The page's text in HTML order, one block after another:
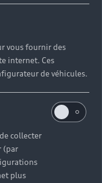
vous fournir des
internet. Ces
de véhicules.
collecter
(par
plus